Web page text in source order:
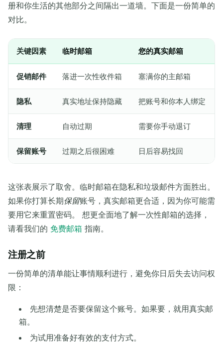
册和你生活的其他部分之间隔出一道墙。下面是一份简单的
对比。
关键因素 临时邮箱 您的真实邮箱
促销邮件 落进一次性收件箱 塞满你的主邮箱
隐私 真实地址保持隐藏 把账号和你本人绑定
清理 自动过期 需要你手动退订
保留账号 过期之后很困难 日后容易找回
这张表展示了取舍。临时邮箱在隐私和垃圾邮件方面胜出。
如果你打算长期保留账号，真实邮箱更合适，因为你可能需
要用它来重置密码。 想更全面地了解一次性邮箱的选择，
请看我们的 免费邮箱 指南。
注册之前
一份简单的清单能让事情顺利进行，避免你日后失去访问权
限：
先想清楚是否要保留这个账号。如果要，就用真实邮
箱。
为试用准备好有效的支付方式。